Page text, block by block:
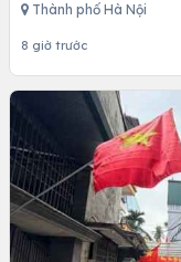
Thành phố Hà Nội
8 giờ trước